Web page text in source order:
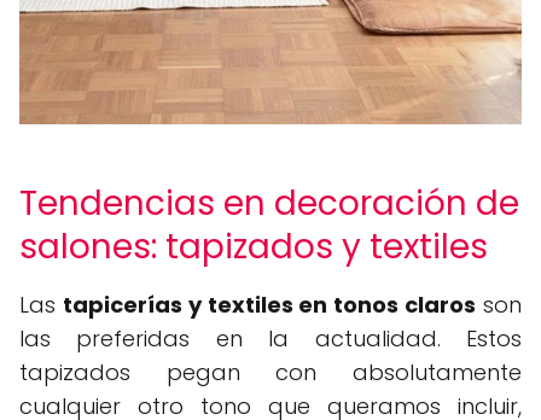
Tendencias en decoración de
salones: tapizados y textiles
Las tapicerías y textiles en tonos claros son
las preferidas en la actualidad. Estos
tapizados pegan con absolutamente
cualquier otro tono que queramos incluir,